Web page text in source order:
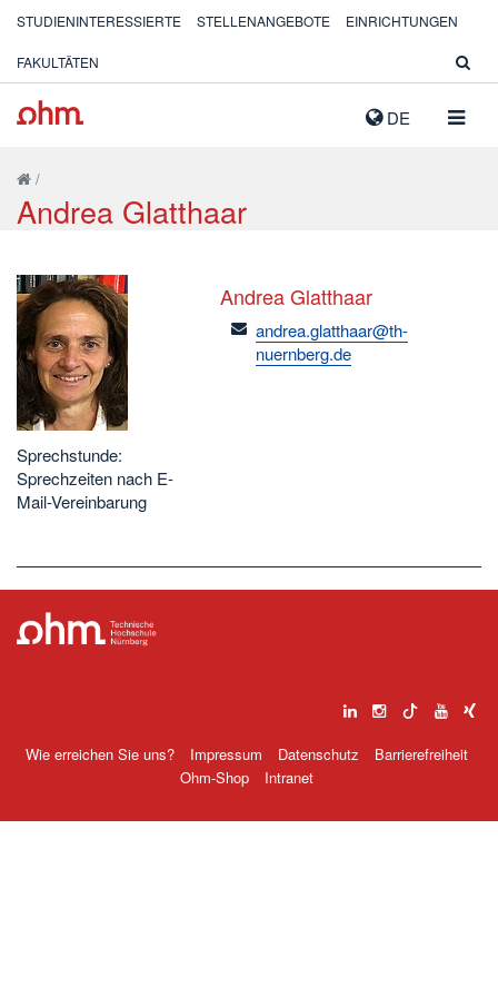
DE
STUDIENINTERESSIERTE STELLENANGEBOTE EINRICHTUNGEN
FAKULTÄTEN
/
Andrea Glatthaar
Sprechstunde:
Sprechzeiten nach E-
Mail-Vereinbarung
Andrea Glatthaar
email
andrea.glatthaar@th-
nuernberg.de
Wie erreichen Sie uns? Impressum Datenschutz
Barrierefreiheit
Ohm-Shop
Intranet